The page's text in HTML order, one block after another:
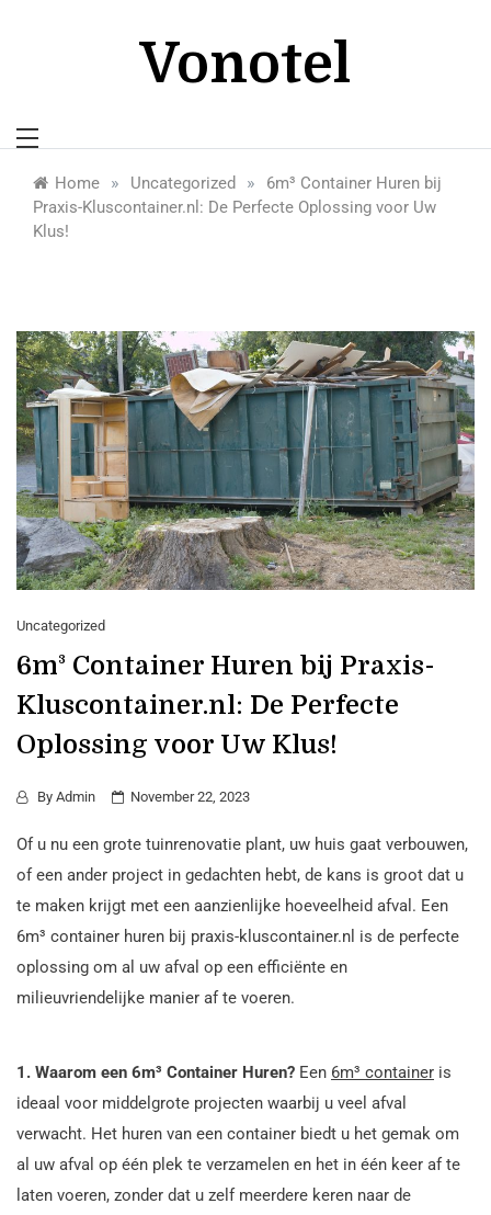
Vonotel
Home » Uncategorized »
6m³ Container Huren bij
Praxis-Kluscontainer.nl: De Perfecte Oplossing voor Uw
Klus!
Uncategorized
6m³ Container Huren bij Praxis-
Kluscontainer.nl: De Perfecte
Oplossing voor Uw Klus!
By Admin November 22, 2023
Of u nu een grote tuinrenovatie plant, uw huis gaat verbouwen,
of een ander project in gedachten hebt, de kans is groot dat u
te maken krijgt met een aanzienlijke hoeveelheid afval. Een
6m³ container huren bij praxis-kluscontainer.nl is de perfecte
oplossing om al uw afval op een efficiënte en
milieuvriendelijke manier af te voeren.
1. Waarom een 6m³ Container Huren? Een 6m³ container is
ideaal voor middelgrote projecten waarbij u veel afval
verwacht. Het huren van een container biedt u het gemak om
al uw afval op één plek te verzamelen en het in één keer af te
laten voeren, zonder dat u zelf meerdere keren naar de